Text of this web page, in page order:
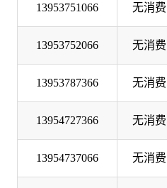
13953751066 无消费
13953752066 无消费
13953787366 无消费
13954727366 无消费
13954737066 无消费